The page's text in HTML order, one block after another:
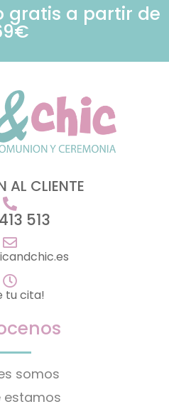
gratis a partir de
AL CLIENTE
513
tu cita!
somos
estamos